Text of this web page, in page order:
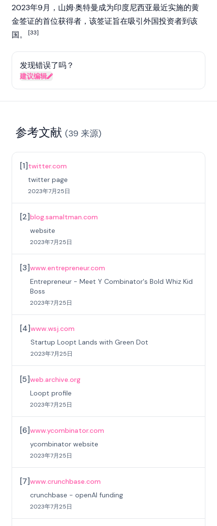
2023年9月，山姆·奥特曼成为印度尼西亚最近实施的黄
金签证的首位获得者，该签证旨在吸引外国投资者到该
国。
[33]
发现错误了吗？
建议编辑
参考文献 (39 来源)
[1] twitter.com
twitter page
2023年7月25日
[2]blog.samaltman.com
website
2023年7月25日
[3]www.entrepreneur.com
Entrepreneur - Meet Y Combinator's Bold Whiz Kid
Boss
2023年7月25日
[4]www.wsj.com
Startup Loopt Lands with Green Dot
2023年7月25日
[5]web.archive.org
Loopt profile
2023年7月25日
[6]www.ycombinator.com
ycombinator website
2023年7月25日
[7]www.crunchbase.com
crunchbase - openAI funding
2023年7月25日